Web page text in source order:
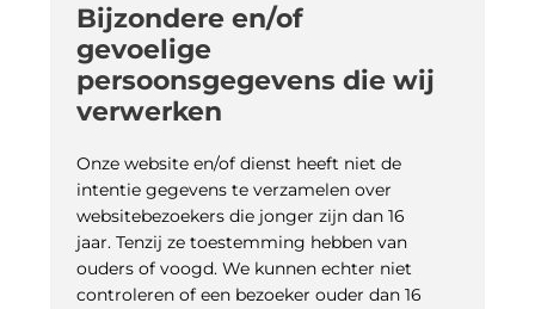
Bijzondere en/of
gevoelige
persoonsgegevens die wij
verwerken
Onze website en/of dienst heeft niet de
intentie gegevens te verzamelen over
websitebezoekers die jonger zijn dan 16
jaar. Tenzij ze toestemming hebben van
ouders of voogd. We kunnen echter niet
controleren of een bezoeker ouder dan 16